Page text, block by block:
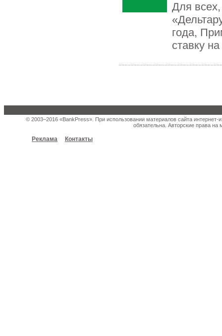
Для
года,
ставку
© 2003–2016 «BankPress». При использовании материалов сайта
обязательна. Авторские права
Реклама Контакты